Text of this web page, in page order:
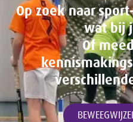
Op zoek naar
wat bij
Of